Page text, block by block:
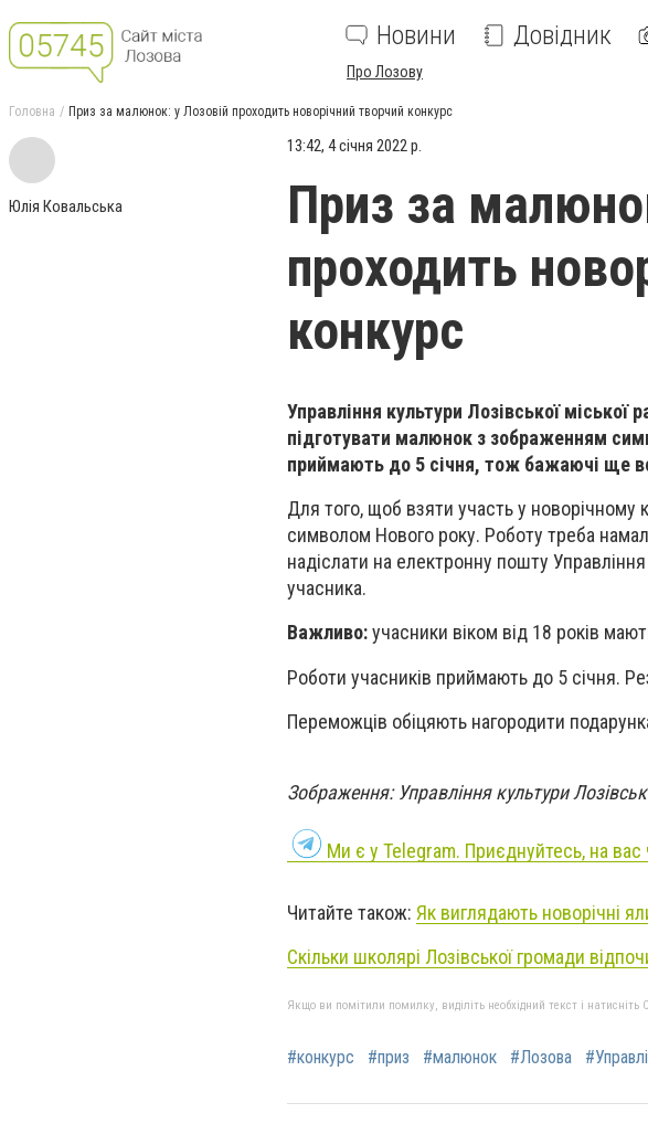
Новини Довідник
Про Лозову
Головна Приз за малюнок: у Лозовій проходить новорічний творчий конкурс
Юлія Ковальська
13:42, 4 січня 2022 р.
Приз за
проходить
конкурс
Управління культури Лозівської міської
підготувати малюнок з зображенням
приймають до 5 січня, тож бажаючі ще
Для того, щоб взяти участь у новорічному
символом Нового року. Роботу треба
надіслати на електронну пошту
учасника.
Важливо:учасники віком від 18 років
Роботи учасників приймають до 5 січня.
Переможців обіцяють нагородити
Зображення: Управління культури
Ми є у Telegram. Приєднуйтесь, на вас
Читайте також: Як виглядають новорічні
Скільки школярі Лозівської громади
Якщо ви помітили помилку, виділіть необхідний текст і
#конкурс #приз #малюнок #Лозова